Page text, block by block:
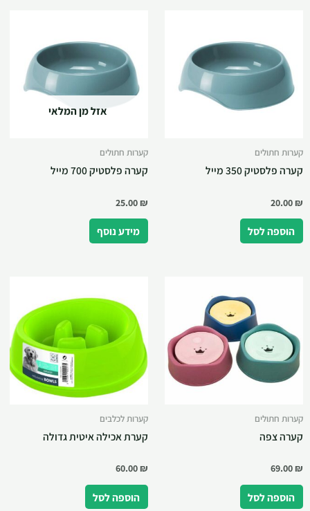
קערות חתולים
קערה פלסטיק 350 מייל
20.00₪
הוספה לסל
אזל מן המלאי
קערות חתולים
קערה פלסטיק 700 מייל
25.00₪
מידע נוסף
קערות חתולים
קערה צפה
69.00₪
הוספה לסל
קערות לכלבים
קערת אכילה איטית גדולה
60.00₪
הוספה לסל